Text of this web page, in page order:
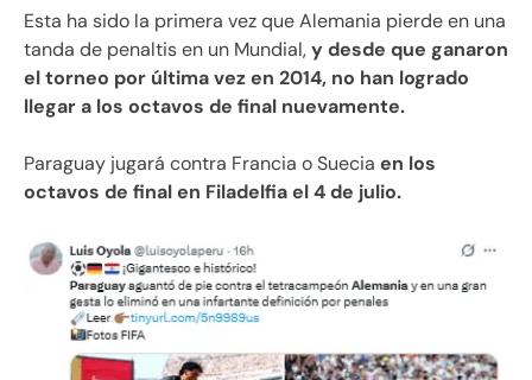
Esta ha sido la primera vez que Alemania pierde en una
tanda de penaltis en un Mundial,y desde que ganaron
el torneo por última vez en 2014, no han logrado
llegar a los octavos de final nuevamente.
Paraguay jugará contra Francia o Suecia en los
octavos de final en Filadelfia el 4 de julio.